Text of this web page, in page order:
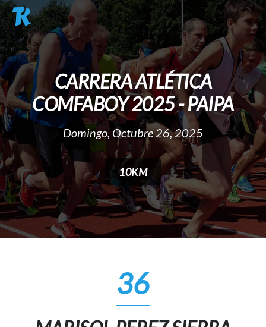
Pasar al contenido principal
CARRERA ATLÉTICA
COMFABOY 2025 - PAIPA
Domingo, Octubre 26, 2025
10KM
36